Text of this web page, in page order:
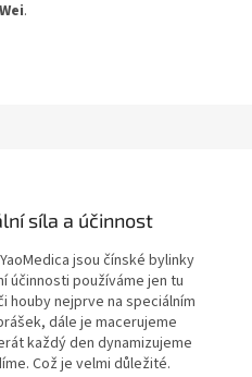
.
síla a účinnost
jsou čínské bylinky
účinnosti používáme jen tu
houby nejprve na speciálním
dále je macerujeme
každý den dynamizujeme
Což je velmi důležité.